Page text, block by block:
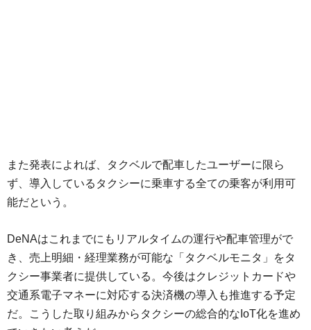
また発表によれば、タクベルで配車したユーザーに限ら
ず、導入しているタクシーに乗車する全ての乗客が利用可
能だという。
DeNAはこれまでにもリアルタイムの運行や配車管理がで
き、売上明細・経理業務が可能な「タクベルモニタ」をタ
クシー事業者に提供している。今後はクレジットカードや
交通系電⼦マネーに対応する決済機の導入も推進する予定
だ。こうした取り組みからタクシーの総合的なIoT化を進め